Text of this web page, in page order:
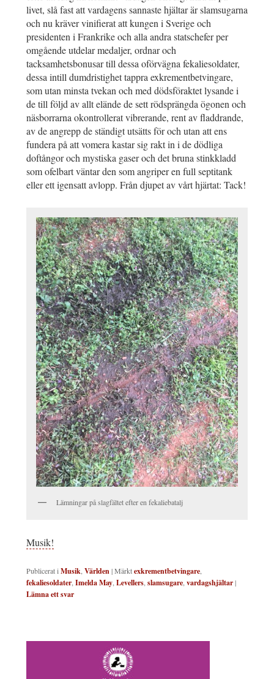
livet, slå fast att vardagens sannaste hjältar är slamsugarna
och nu kräver vinifierat att kungen i Sverige och
presidenten i Frankrike och alla andra statschefer per
omgående utdelar medaljer, ordnar och
tacksamhetsbonusar till dessa oförvägna fekaliesoldater,
dessa intill dumdristighet tappra exkrementbetvingare,
som utan minsta tvekan och med dödsföraktet lysande i
de till följd av allt elände de sett rödsprängda ögonen och
näsborrarna okontrollerat vibrerande, rent av fladdrande,
av de angrepp de ständigt utsätts för och utan att ens
fundera på att vomera kastar sig rakt in i de dödliga
doftångor och mystiska gaser och det bruna stinkkladd
som ofelbart väntar den som angriper en full septitank
eller ett igensatt avlopp. Från djupet av vårt hjärtat: Tack!
Lämningar på slagfältet efter en fekaliebatalj
Musik!
Publicerat iMusik,Världen|Märktexkrementbetvingare,
fekaliesoldater,Imelda May,Levellers,slamsugare,vardagshjältar|
Lämna ett svar